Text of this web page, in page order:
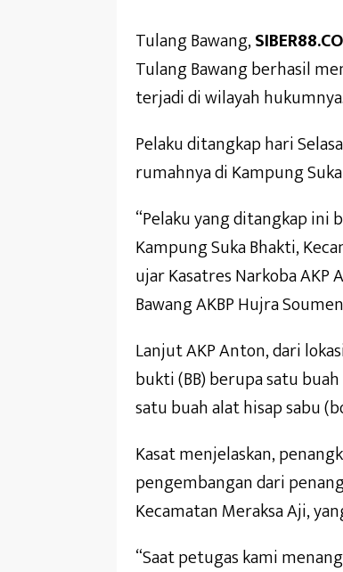
Tulang Bawang,
Tulang Bawang berhasil
terjadi di wilayah hukumnya.
Pelaku ditangkap hari
rumahnya di Kampung
“Pelaku yang ditangkap ini
Kampung Suka Bhakti,
ujar Kasatres Narkoba
Bawang AKBP Hujra
Lanjut AKP Anton, dari
bukti (BB) berupa satu
satu buah alat hisap sabu
Kasat menjelaskan,
pengembangan dari
Kecamatan Meraksa Aji,
“Saat petugas kami